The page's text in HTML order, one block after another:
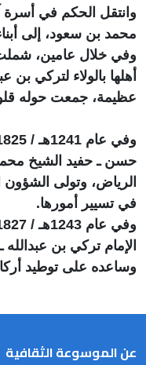
وانتقل الحكم في أسرة
محمد بن سعود، إلى
وفي خلال عامين،
أهلها بالولاء لتركي بن
عظيمة، جمعت حوله
حسن ـ حفيد الشيخ
الرياض، وتولى الشؤون
في تسيير أمورها.
الإمام تركي بن
وساعده على توطيد
عن الموسوعة الثقافية